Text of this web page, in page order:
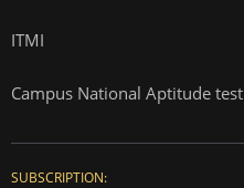
ITMI
Campus National Aptitude test
SUBSCRIPTION: